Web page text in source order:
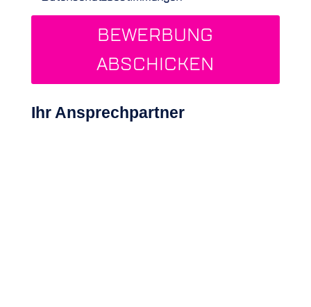
BEWERBUNG
ABSCHICKEN
Ihr Ansprechpartner